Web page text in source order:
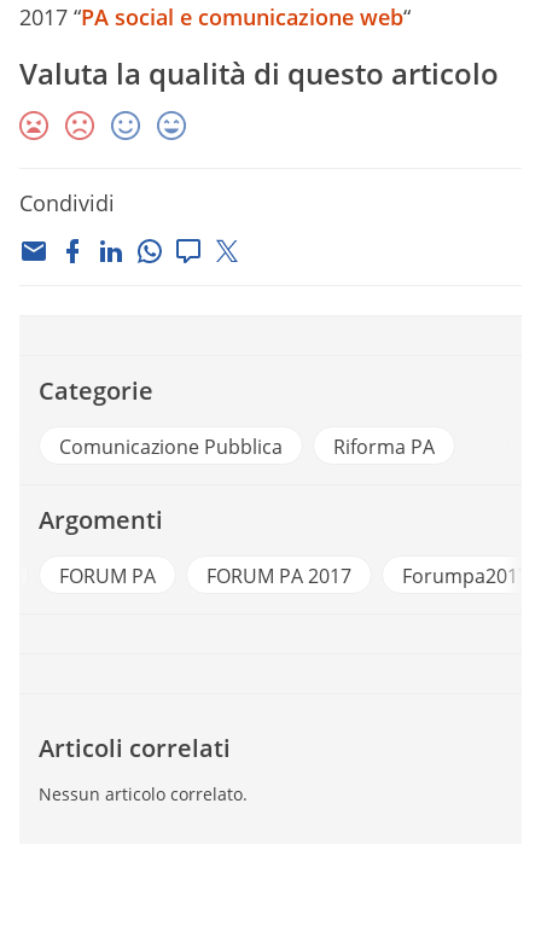
2017 “PA social e comunicazione web“
Valuta la qualità di questo articolo
Condividi
Categorie
Comunicazione Pubblica Riforma PA
Argomenti
FORUM PA FORUM PA 2017 Forumpa2017
Articoli correlati
Nessun articolo correlato.